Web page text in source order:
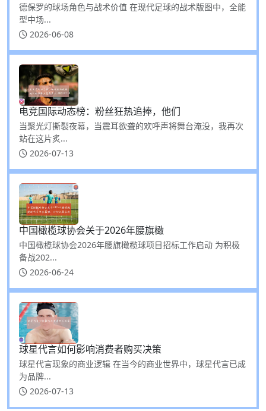
德保罗的球场角色与战术价值 在现代足球的战术版图中，全能
型中场...
2026-06-08
电竞国际动态榜：粉丝狂热追捧，他们
当聚光灯撕裂夜幕，当震耳欲聋的欢呼声将舞台淹没，我再次
站在这片炙...
2026-07-13
中国橄榄球协会关于2026年腰旗橄
中国橄榄球协会2026年腰旗橄榄球项目招标工作启动 为积极
备战202...
2026-06-24
球星代言如何影响消费者购买决策
球星代言现象的商业逻辑 在当今的商业世界中，球星代言已成
为品牌...
2026-07-13